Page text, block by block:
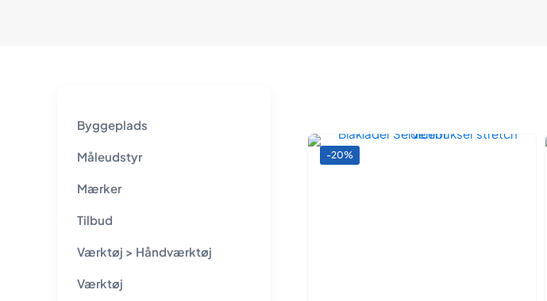
-20%
Byggeplads
Måleudstyr
Mærker
Tilbud
Værktøj > Håndværktøj
Værktøj